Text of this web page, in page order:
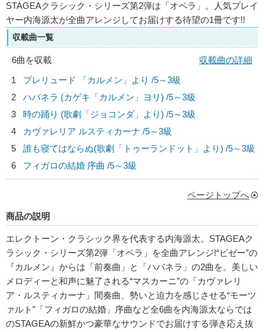
STAGEAクラシック・シリーズ第2弾は「オペラ」。人気プレイ
ヤー内海源太が全曲アレンジしてお届けする待望の1冊です!!
収載曲一覧
6曲を収載
収載曲の詳細
1
プレリュード 「カルメン」より /5～3級
2
ハバネラ (カゲキ「カルメン」ヨリ) /5～3級
3
時の踊り (歌劇「ジョコンダ」より) /5～3級
4
カヴァレリア ルスティカーナ /5～3級
5
誰も寝てはならぬ(歌劇「トゥーランドット」より) /5～3級
6
フィガロの結婚 序曲 /5～3級
ページトップへ
商品の説明
エレクトーン・クラシック界を代表する内海源太。STAGEAク
ラシック・シリーズ第2弾「オペラ」を全曲アレンジ!“ビゼー”の
『カルメン』からは「前奏曲」と「ハバネラ」の2曲を。美しい
メロディーと和声に魅了される“マスカーニ”の「カヴァレリ
ア・ルスティカーナ」間奏曲、勢いと迫力を感じさせる“モーツ
ァルト”「フィガロの結婚」序曲など全6曲を内海源太ならでは
のSTAGEAの新鮮かつ豪華なサウンドでお届けする弾き応え抜